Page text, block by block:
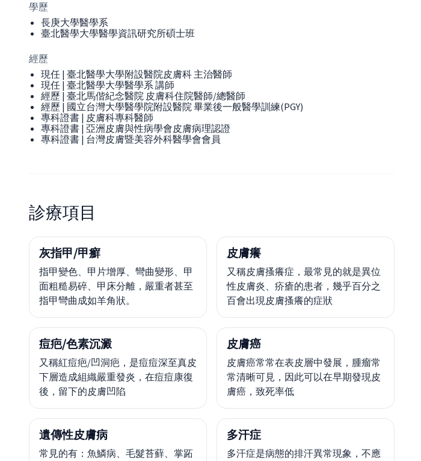
學歷
長庚大學醫學系
臺北醫學大學醫學資訊研究所碩士班
經歷
現任 | 臺北醫學大學附設醫院皮膚科 主治醫師
現任 | 臺北醫學大學醫學系 講師
經歷 | 臺北馬偕紀念醫院 皮膚科住院醫師/總醫師
經歷 | 國立台灣大學醫學院附設醫院 畢業後一般醫學訓練(PGY)
專科證書 | 皮膚科專科醫師
專科證書 | 亞洲皮膚與性病學會皮膚病理認證
專科證書 | 台灣皮膚暨美容外科醫學會會員
診療項目
灰指甲/甲癬
指甲變色、甲片增厚、彎曲變形、甲
面粗糙易碎、甲床分離，嚴重者甚至
指甲彎曲成如羊角狀。
皮膚癢
又稱皮膚搔癢症，最常見的就是異位
性皮膚炎、疥瘡的患者，幾乎百分之
百會出現皮膚搔癢的症狀
痘疤/色素沉澱
又稱紅痘疤/凹洞疤，是痘痘深至真皮
下層造成組織嚴重發炎，在痘痘康復
後，留下的皮膚凹陷
皮膚癌
皮膚癌常常在表皮層中發展，腫瘤常
常清晰可見，因此可以在早期發現皮
膚癌，致死率低
遺傳性皮膚病
常見的有：魚鱗病、毛髮苔蘚、掌跖
多汗症
多汗症是病態的排汗異常現象，不應